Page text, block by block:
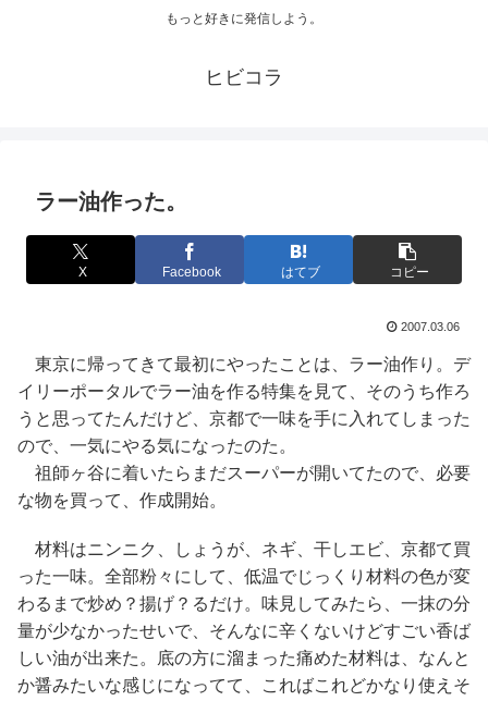
もっと好きに発信しよう。
ヒビコラ
ラー油作った。
X Facebook はてブ コピー
2007.03.06
東京に帰ってきて最初にやったことは、ラー油作り。デ
イリーポータルでラー油を作る特集を見て、そのうち作ろ
うと思ってたんだけど、京都で一味を手に入れてしまった
ので、一気にやる気になったのた。
祖師ヶ谷に着いたらまだスーパーが開いてたので、必要
な物を買って、作成開始。
材料はニンニク、しょうが、ネギ、干しエビ、京都て買
った一味。全部粉々にして、低温でじっくり材料の色が変
わるまで炒め？揚げ？るだけ。味見してみたら、一抹の分
量が少なかったせいで、そんなに辛くないけどすごい香ば
しい油が出来た。底の方に溜まった痛めた材料は、なんと
か醤みたいな感じになってて、こればこれどかなり使えそ